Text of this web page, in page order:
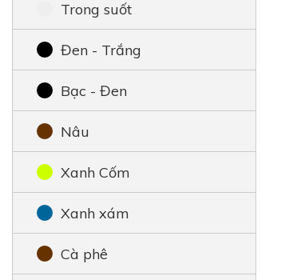
Trong suốt
Đen - Trắng
Bạc - Đen
Nâu
Xanh Cốm
Xanh xám
Cà phê